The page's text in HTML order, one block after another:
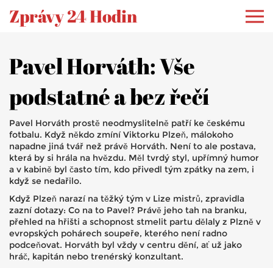
Zprávy 24 Hodin
Pavel Horváth: Vše
podstatné a bez řečí
Pavel Horváth prostě neodmyslitelně patří ke českému
fotbalu. Když někdo zmíní Viktorku Plzeň, málokoho
napadne jiná tvář než právě Horváth. Není to ale postava,
která by si hrála na hvězdu. Měl tvrdý styl, upřímný humor
a v kabině byl často tím, kdo přivedl tým zpátky na zem, i
když se nedařilo.
Když Plzeň narazí na těžký tým v Lize mistrů, zpravidla
zazní dotazy: Co na to Pavel? Právě jeho tah na branku,
přehled na hřišti a schopnost stmelit partu dělaly z Plzně v
evropských pohárech soupeře, kterého není radno
podceňovat. Horváth byl vždy v centru dění, ať už jako
hráč, kapitán nebo trenérský konzultant.